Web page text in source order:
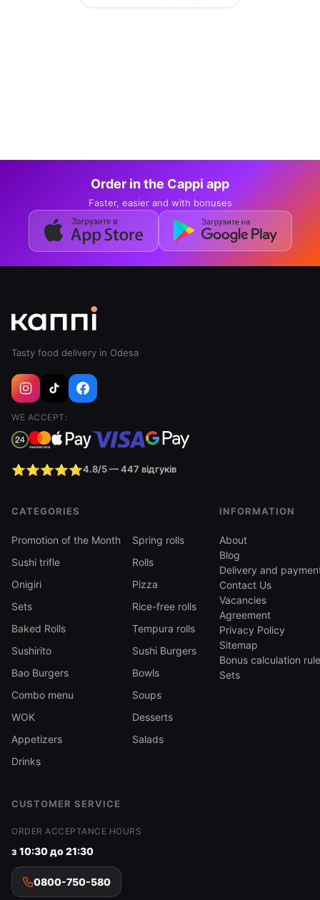
Order in the Cappi app
Faster, easier and with bonuses
Tasty food delivery in Odesa
WE ACCEPT:
⭐⭐⭐⭐⭐4.8/5 — 447 відгуків
CATEGORIES
Promotion of the Month
Spring rolls
Sushi trifle
Rolls
Onigiri
Pizza
Sets
Rice-free rolls
Baked Rolls
Tempura rolls
Sushirito
Sushi Burgers
Bao Burgers
Bowls
Combo menu
Soups
WOK
Desserts
Appetizers
Salads
Drinks
INFORMATION
About
Blog
Delivery and
Contact Us
Vacancies
Agreement
Privacy Policy
Sitemap
Bonus calculation
Sets
CUSTOMER SERVICE
ORDER ACCEPTANCE HOURS
з 10:30 до 21:30
0800-750-580